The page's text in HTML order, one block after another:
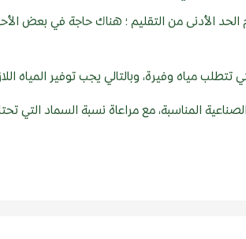
الحد الأدنى من التقليم ؛ هناك حاجة في بعض
تتطلب مياه وفيرة، وبالتالي يجب توفير المياه
المناسبة، مع مراعاة نسبة السماد التي